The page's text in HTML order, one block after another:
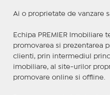
Ai o proprietate de vanzare
Echipa PREMIER Imobiliare
promovarea si prezentarea
clienti, prin intermediul
imobiliare, al site-urilor
promovare online si offline.